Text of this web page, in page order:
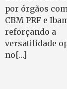
por órgãos
CBM PRF e
reforçando a
versatilidade
no[…]